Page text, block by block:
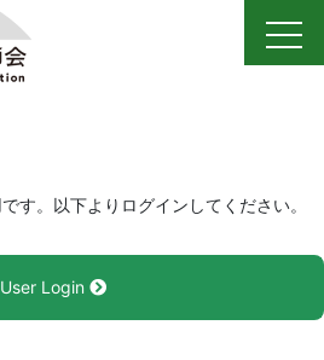
す。以下よりログインしてください。
User Login